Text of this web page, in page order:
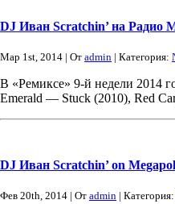
DJ Иван Scratchin’ на Радио
Мар 1st, 2014 | От admin | Категория:
В «Ремиксе» 9-й недели 2014
Emerald — Stuck (2010), Red
DJ Иван Scratchin’ on
Фев 20th, 2014 | От admin | Категория: